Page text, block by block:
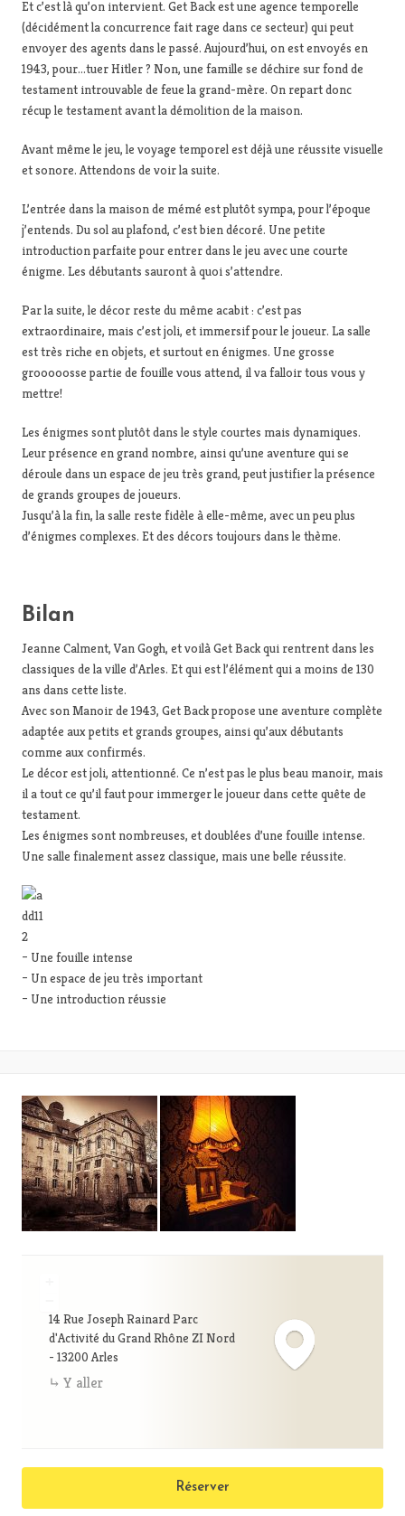
Et c’est là qu’on intervient. Get Back est une agence temporelle
(décidément la concurrence fait rage dans ce secteur) qui peut
envoyer des agents dans le passé. Aujourd’hui, on est envoyés en
1943, pour…tuer Hitler ? Non, une famille se déchire sur fond de
testament introuvable de feue la grand-mère. On repart donc
récup le testament avant la démolition de la maison.
Avant même le jeu, le voyage temporel est déjà une réussite visuelle
et sonore. Attendons de voir la suite.
L’entrée dans la maison de mémé est plutôt sympa, pour l’époque
j’entends. Du sol au plafond, c’est bien décoré. Une petite
introduction parfaite pour entrer dans le jeu avec une courte
énigme. Les débutants sauront à quoi s’attendre.
Par la suite, le décor reste du même acabit : c’est pas
extraordinaire, mais c’est joli, et immersif pour le joueur. La salle
est très riche en objets, et surtout en énigmes. Une grosse
grooooosse partie de fouille vous attend, il va falloir tous vous y
mettre!
Les énigmes sont plutôt dans le style courtes mais dynamiques.
Leur présence en grand nombre, ainsi qu’une aventure qui se
déroule dans un espace de jeu très grand, peut justifier la présence
de grands groupes de joueurs.
Jusqu’à la fin, la salle reste fidèle à elle-même, avec un peu plus
d’énigmes complexes. Et des décors toujours dans le thème.
Bilan
Jeanne Calment, Van Gogh, et voilà Get Back qui rentrent dans les
classiques de la ville d’Arles. Et qui est l’élément qui a moins de 130
ans dans cette liste.
Avec son Manoir de 1943, Get Back propose une aventure complète
adaptée aux petits et grands groupes, ainsi qu’aux débutants
comme aux confirmés.
Le décor est joli, attentionné. Ce n’est pas le plus beau manoir, mais
il a tout ce qu’il faut pour immerger le joueur dans cette quête de
testament.
Les énigmes sont nombreuses, et doublées d’une fouille intense.
Une salle finalement assez classique, mais une belle réussite.
– Une fouille intense
– Un espace de jeu très important
– Une introduction réussie
14 Rue Joseph Rainard Parc
d'Activité du Grand Rhône ZI Nord
- 13200 Arles
Y aller
Réserver